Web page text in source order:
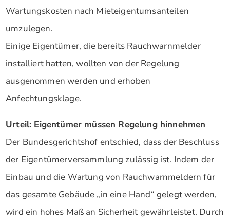
Wartungskosten nach Mieteigentumsanteilen
umzulegen.
Einige Eigentümer, die bereits Rauchwarnmelder
installiert hatten, wollten von der Regelung
ausgenommen werden und erhoben
Anfechtungsklage.
Urteil: Eigentümer müssen Regelung hinnehmen
Der Bundesgerichtshof entschied, dass der Beschluss
der Eigentümerversammlung zulässig ist. Indem der
Einbau und die Wartung von Rauchwarnmeldern für
das gesamte Gebäude „in eine Hand“ gelegt werden,
wird ein hohes Maß an Sicherheit gewährleistet. Durch